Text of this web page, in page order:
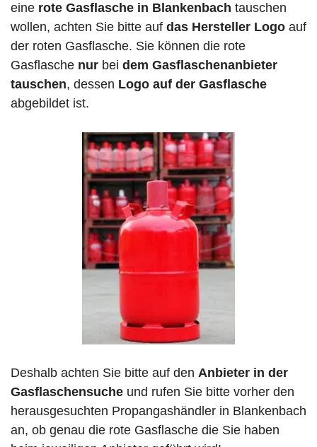
eine rote Gasflasche in Blankenbach tauschen
wollen, achten Sie bitte auf das Hersteller Logo auf
der roten Gasflasche. Sie können die rote
Gasflasche nur bei dem Gasflaschenanbieter
tauschen, dessen Logo auf der Gasflasche
abgebildet ist.
Deshalb achten Sie bitte auf den Anbieter in der
Gasflaschensuche und rufen Sie bitte vorher den
herausgesuchten Propangashändler in Blankenbach
an, ob genau die rote Gasflasche die Sie haben